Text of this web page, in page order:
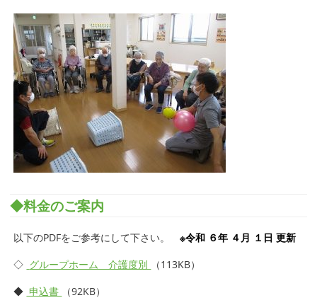
◆料金のご案内
以下のPDFをご参考にして下さい。※令和 ６年 ４月 １日 更新
◇ グループホーム 介護度別
（113KB）
◆ 申込書
（92KB）